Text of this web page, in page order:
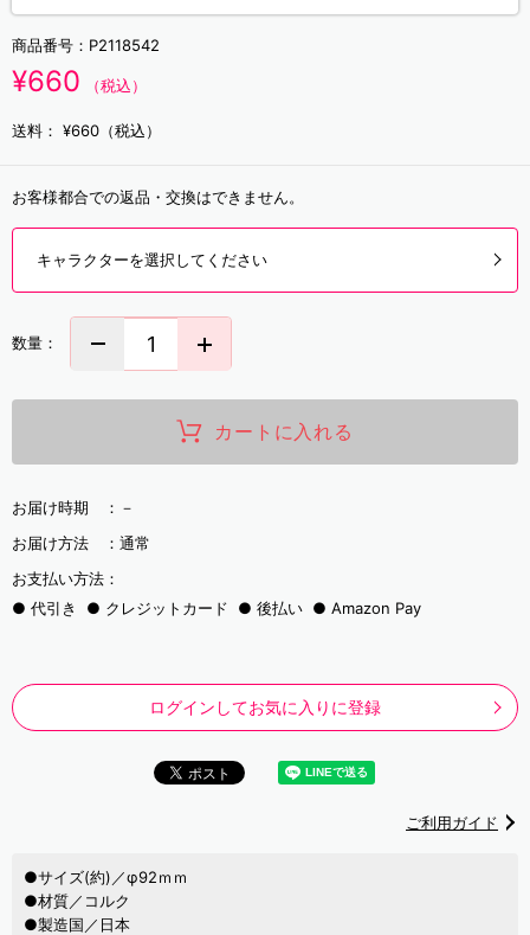
商品番号： P2118542
¥660 （税込）
送料： ¥660（税込）
お客様都合での返品・交換はできません。
キャラクターを選択してください
数量：
カートに入れる
お届け時期 ： －
お届け方法 ： 通常
お支払い方法：
代引き
クレジットカード 後払い Amazon Pay
ログインしてお気に入りに登録
ご利用ガイド
●サイズ(約)／φ92ｍｍ
●材質／コルク
●製造国／日本